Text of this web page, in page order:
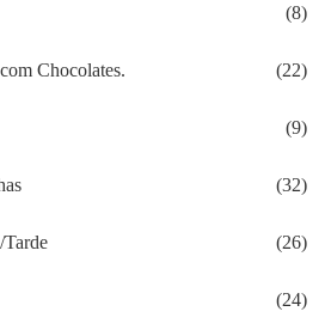
(8)
Chocolates. (22)
(9)
(32)
Tarde (26)
(24)